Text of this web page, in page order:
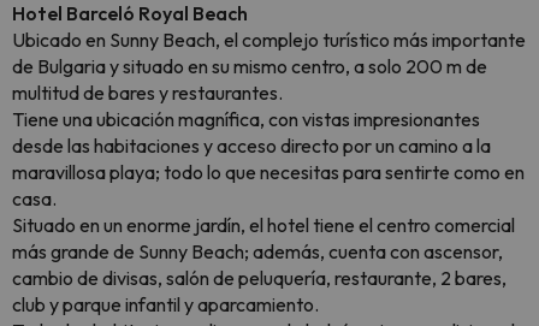
Hotel Barceló Royal Beach
Ubicado en Sunny Beach, el complejo turístico más importante
de Bulgaria y situado en su mismo centro, a solo 200 m de
multitud de bares y restaurantes.
Tiene una ubicación magnífica, con vistas impresionantes
desde las habitaciones y acceso directo por un camino a la
maravillosa playa; todo lo que necesitas para sentirte como en
casa.
Situado en un enorme jardín, el hotel tiene el centro comercial
más grande de Sunny Beach; además, cuenta con ascensor,
cambio de divisas, salón de peluquería, restaurante, 2 bares,
club y parque infantil y aparcamiento.